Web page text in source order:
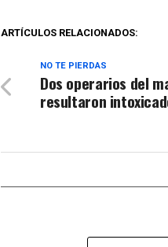
ARTÍCULOS RELACIONADOS:
NO TE PIERDAS
Dos operarios del
resultaron